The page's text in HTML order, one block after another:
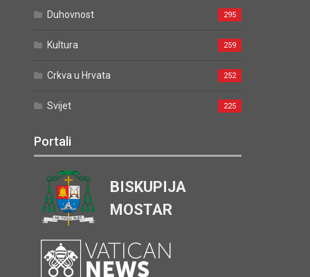
Duhovnost 295
Kultura 259
Crkva u Hrvata 252
Svijet 225
Portali
BISKUPIJA
MOSTAR